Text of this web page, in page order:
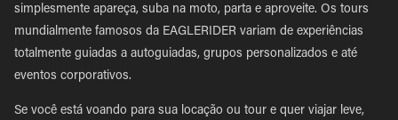
simplesmente apareça, suba na moto, parta e aproveite. Os tours
mundialmente famosos da EAGLERIDER variam de experiências
totalmente guiadas a autoguiadas, grupos personalizados e até
eventos corporativos.
Se você está voando para sua locação ou tour e quer viajar leve,